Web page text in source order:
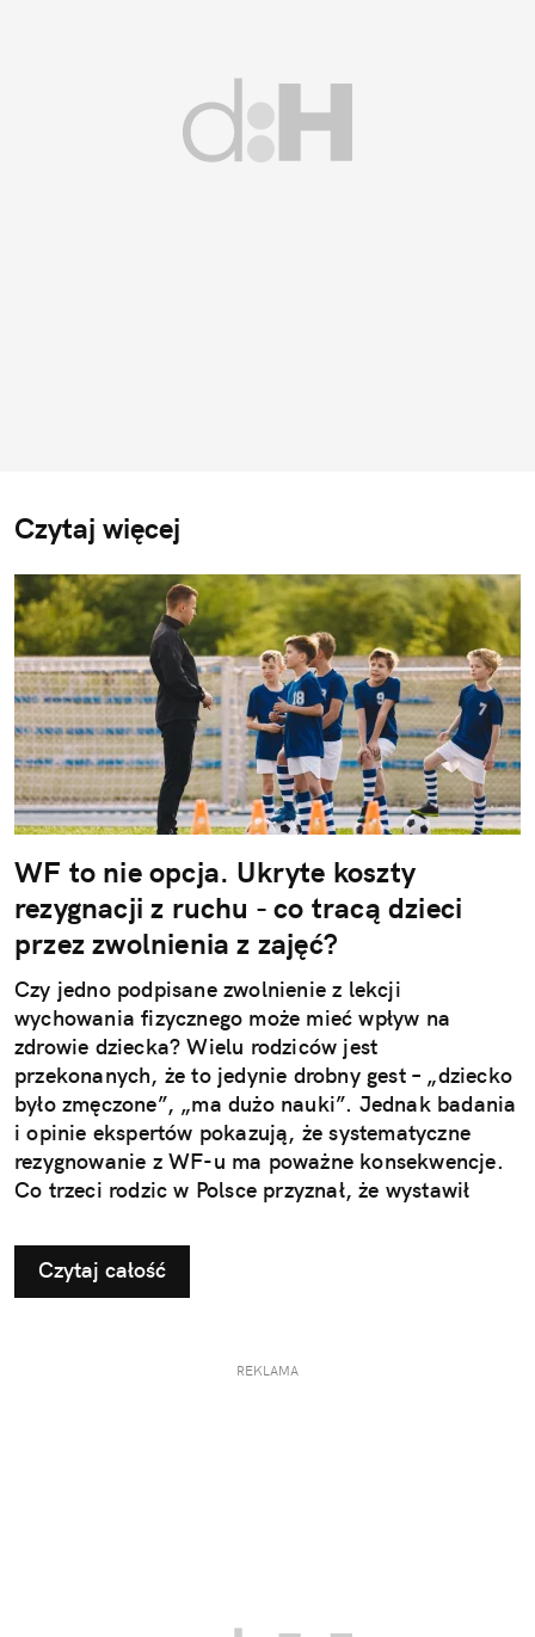
Czytaj więcej
WF to nie opcja. Ukryte koszty
rezygnacji z ruchu - co tracą dzieci
przez zwolnienia z zajęć?
Czy jedno podpisane zwolnienie z lekcji
wychowania fizycznego może mieć wpływ na
zdrowie dziecka? Wielu rodziców jest
przekonanych, że to jedynie drobny gest – „dziecko
było zmęczone”, „ma dużo nauki”. Jednak badania
i opinie ekspertów pokazują, że systematyczne
rezygnowanie z WF-u ma poważne konsekwencje.
Co trzeci rodzic w Polsce przyznał, że wystawił
ruchowych. Ta pozornie niewinna decyzja w
dłuższej perspektywie odbiera najmłodszym szansę
na prawidłowy rozwój i budowanie odporności, a
ujawniają się dopiero w dorosłym życiu.
Czytaj całość
REKLAMA